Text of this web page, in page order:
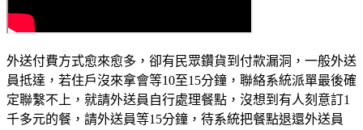
外送付費方式愈來愈多，卻有民眾鑽貨到付款漏洞，一般外送
員抵達，若住戶沒來拿會等10至15分鐘，聯絡系統派單最後確
定聯繫不上，就請外送員自行處理餐點，沒想到有人刻意訂1